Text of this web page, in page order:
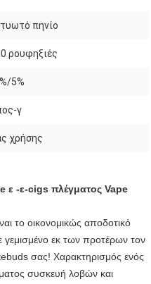
πηνίο
ρουφηξιές
5%
γ
χρήσης
ε -ε-cigs πλέγματος Vape
το οικονομικώς αποδοτικό
γεμισμένο εκ των προτέρων τον
σας! Χαρακτηρισμός ενός
συσκευή λοβών και